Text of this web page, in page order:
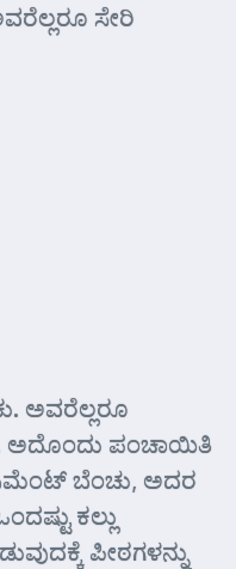
ಸೇರಿ
ಅವರೆಲ್ಲರೂ
ಅದೊಂದು ಪಂಚಾಯಿತಿ
ಸಿಮೆಂಟ್ ಬೆಂಚು, ಅದರ
ಕಲ್ಲು
ಪೀಠಗಳನ್ನು